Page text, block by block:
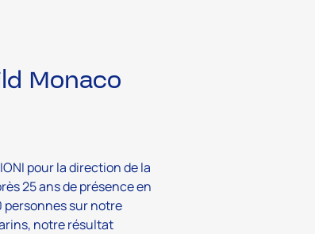
Monaco
pour la direction de la
25 ans de présence en
personnes sur notre
notre résultat